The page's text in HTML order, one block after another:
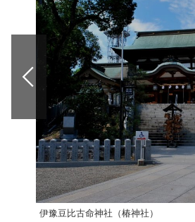
伊豫豆比古命神社（椿神社）